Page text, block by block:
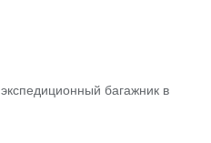
багажник в